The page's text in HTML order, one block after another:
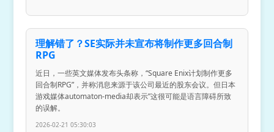
理解错了？SE实际并未宣布将制作更多回合制
RPG
近日，一些英文媒体发布头条称，“Square Enix计划制作更多
回合制RPG”，并称消息来源于该公司最近的股东会议。但日本
游戏媒体automaton-media却表示”这很可能是语言障碍所致
的误解。
2026-02-21 05:30:03